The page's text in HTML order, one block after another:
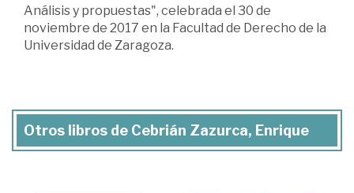
Análisis y propuestas", celebrada el 30 de
noviembre de 2017 en la Facultad de Derecho de la
Universidad de Zaragoza.
Otros libros de Cebrián Zazurca, Enrique